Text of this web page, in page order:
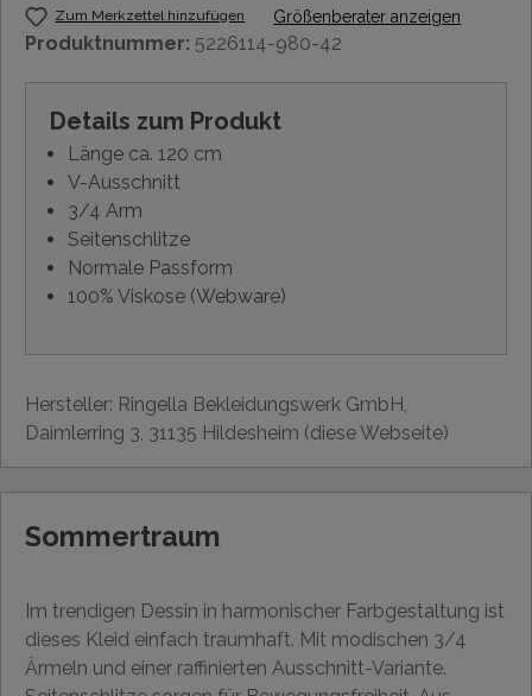
Zum Merkzettel hinzufügen Größenberater anzeigen
Produktnummer: 5226114-980-42
Details zum Produkt
Länge ca. 120 cm
V-Ausschnitt
3/4 Arm
Seitenschlitze
Normale Passform
100% Viskose (Webware)
Hersteller: Ringella Bekleidungswerk GmbH,
Daimlerring 3, 31135 Hildesheim (diese Webseite)
Sommertraum
Im trendigen Dessin in harmonischer Farbgestaltung ist
dieses Kleid einfach traumhaft. Mit modischen 3/4
Ärmeln und einer raffinierten Ausschnitt-Variante.